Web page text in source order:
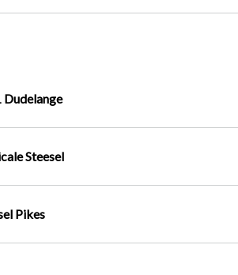
Dudelange
Steesel
Pikes